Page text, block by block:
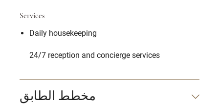
Services
Daily housekeeping
24/7 reception and concierge services
مخطط الطابق